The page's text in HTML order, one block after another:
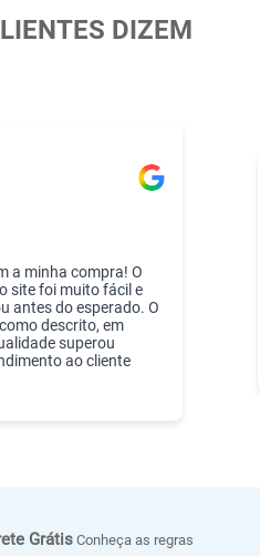
DIZEM
a minha compra! O
site foi muito fácil e
antes do esperado. O
descrito, em
superou
ao cliente
Grátis Conheça as regras